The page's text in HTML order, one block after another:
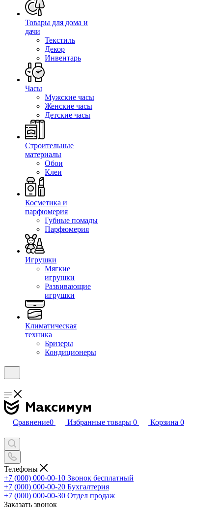
Товары для дома и
дачи
Текстиль
Декор
Инвентарь
Часы
Мужские часы
Женские часы
Детские часы
Строительные
материалы
Обои
Клеи
Косметика и
парфюмерия
Губные помады
Парфюмерия
Игрушки
Мягкие
игрушки
Развивающие
игрушки
Климатическая
техника
Бризеры
Кондиционеры
Сравнение0 Избранные товары 0 Корзина 0
Телефоны
+7 (000) 000-00-10 Звонок бесплатный
+7 (000) 000-00-20 Бухгалтерия
+7 (000) 000-00-30 Отдел продаж
Заказать звонок